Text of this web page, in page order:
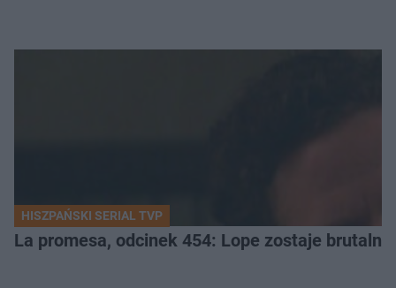
HISZPAŃSKI SERIAL TVP
La promesa, odcinek 454: Lope zostaje